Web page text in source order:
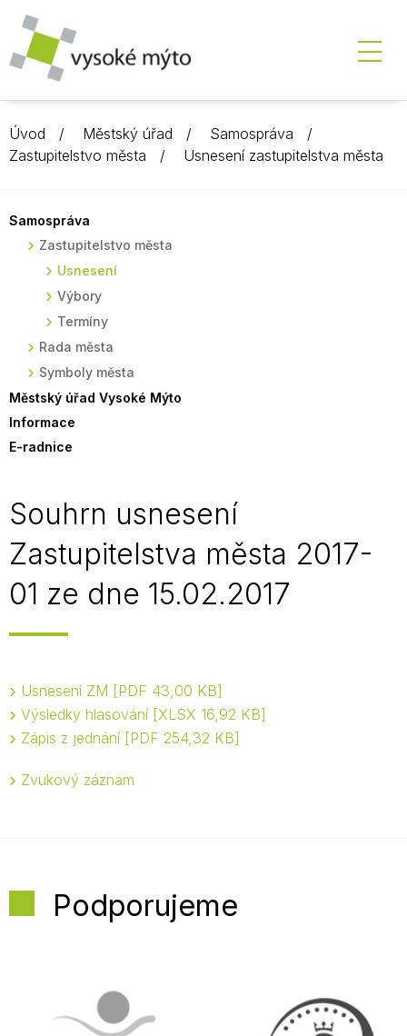
Úvod Městský úřad
Samospráva
Zastupitelstvo města
Usnesení zastupitelstva města
Samospráva
Zastupitelstvo města
Usnesení
Výbory
Termíny
Rada města
Symboly města
Městský úřad Vysoké Mýto
Informace
E-radnice
Souhrn usnesení
Zastupitelstva města 2017-
01 ze dne 15.02.2017
Usnesení ZM
PDF 43,00 KB
Výsledky hlasování XLSX 16,92 KB
Zápis z jednání PDF 254,32 KB
Zvukový záznam
Podporujeme